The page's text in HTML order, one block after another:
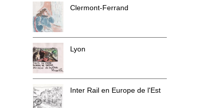
Clermont-Ferrand
Lyon
Inter Rail en Europe de l'Est